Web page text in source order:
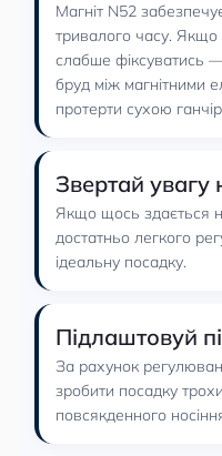
Магніт N52
тривалого часу. Якщо
слабше фіксуватись
бруд між магнітними
протерти сухою
Звертай увагу
Якщо щось здається
достатньо легкого
ідеальну посадку.
Підлаштовуй
За рахунок
зробити посадку
повсякденного